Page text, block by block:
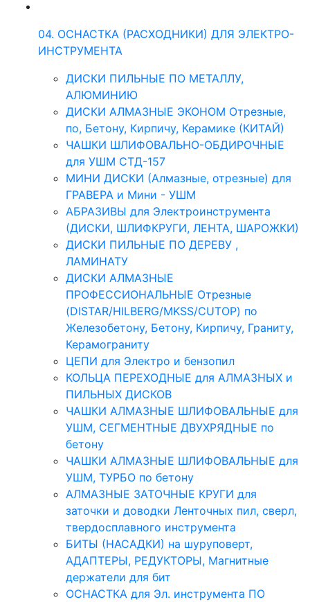
04. ОСНАСТКА (РАСХОДНИКИ) ДЛЯ ЭЛЕКТРО-
ИНСТРУМЕНТА
ДИСКИ ПИЛЬНЫЕ ПО МЕТАЛЛУ,
АЛЮМИНИЮ
ДИСКИ АЛМАЗНЫЕ ЭКОНОМ Отрезные,
по, Бетону, Кирпичу, Керамике (КИТАЙ)
ЧАШКИ ШЛИФОВАЛЬНО-ОБДИРОЧНЫЕ
для УШМ СТД-157
МИНИ ДИСКИ (Алмазные, отрезные) для
ГРАВЕРА и Мини - УШМ
АБРАЗИВЫ для Электроинструмента
(ДИСКИ, ШЛИФКРУГИ, ЛЕНТА, ШАРОЖКИ)
ДИСКИ ПИЛЬНЫЕ ПО ДЕРЕВУ ,
ЛАМИНАТУ
ДИСКИ АЛМАЗНЫЕ
ПРОФЕССИОНАЛЬНЫЕ Отрезные
(DISTAR/HILBERG/MKSS/CUTOP) по
Железобетону, Бетону, Кирпичу, Граниту,
Керамограниту
ЦЕПИ для Электро и бензопил
КОЛЬЦА ПЕРЕХОДНЫЕ для АЛМАЗНЫХ и
ПИЛЬНЫХ ДИСКОВ
ЧАШКИ АЛМАЗНЫЕ ШЛИФОВАЛЬНЫЕ для
УШМ, СЕГМЕНТНЫЕ ДВУХРЯДНЫЕ по
бетону
ЧАШКИ АЛМАЗНЫЕ ШЛИФОВАЛЬНЫЕ для
УШМ, ТУРБО по бетону
АЛМАЗНЫЕ ЗАТОЧНЫЕ КРУГИ для
заточки и доводки Ленточных пил, сверл,
твердосплавного инструмента
БИТЫ (НАСАДКИ) на шуруповерт,
АДАПТЕРЫ, РЕДУКТОРЫ, Магнитные
держатели для бит
ОСНАСТКА для Эл. инструмента ПО